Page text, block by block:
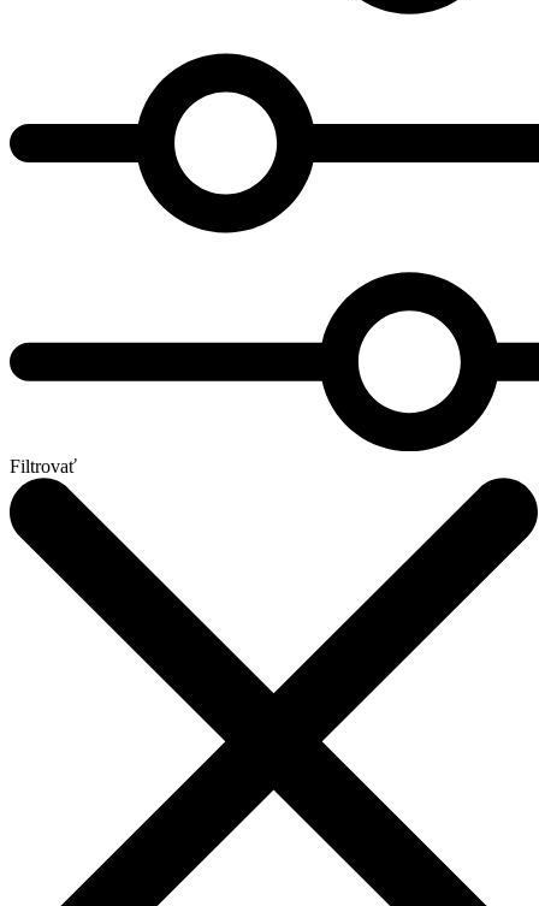
Filtrovať